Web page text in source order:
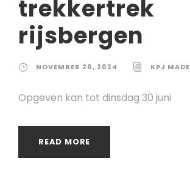
trekkertrek
rijsbergen
NOVEMBER 20, 2024 KPJ MADE
Opgeven kan tot dinsdag 30 juni
READ MORE